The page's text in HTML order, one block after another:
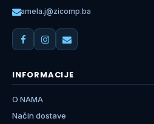
amela.j@zicomp.ba
INFORMACIJE
O NAMA
Način dostave